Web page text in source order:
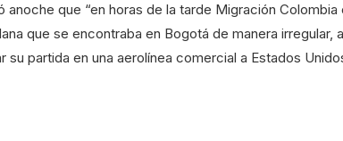
anoche que “en horas de la tarde Migración Colombia
que se encontraba en Bogotá de manera irregular,
partida en una aerolínea comercial a Estados